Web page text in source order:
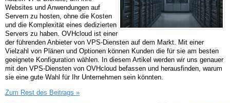
Websites und Anwendungen auf
Servern zu hosten, ohne die Kosten
und die Komplexität eines dedizierten
Servers zu haben. OVHcloud ist einer
der führenden Anbieter von VPS-Diensten auf dem Markt. Mit einer
Vielzahl von Plänen und Optionen können Kunden die für sie am besten
geeignete Konfiguration wählen. In diesem Artikel werden wir uns genauer
mit den VPS-Diensten von OVHcloud befassen und herausfinden, warum
sie eine gute Wahl für Ihr Unternehmen sein könnten.
Zum Rest des Beitrags »